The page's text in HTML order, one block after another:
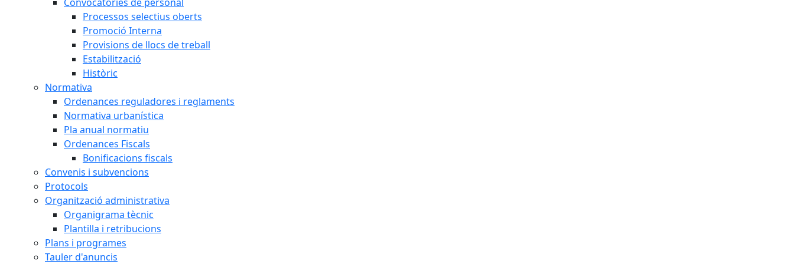
Processos selectius oberts
Promoció Interna
Provisions de llocs de treball
Estabilització
Històric
Normativa
Ordenances reguladores i reglaments
Normativa urbanística
Pla anual normatiu
Ordenances Fiscals
Bonificacions fiscals
Convenis i subvencions
Protocols
Organització administrativa
Organigrama tècnic
Plantilla i retribucions
Plans i programes
Tauler d'anuncis